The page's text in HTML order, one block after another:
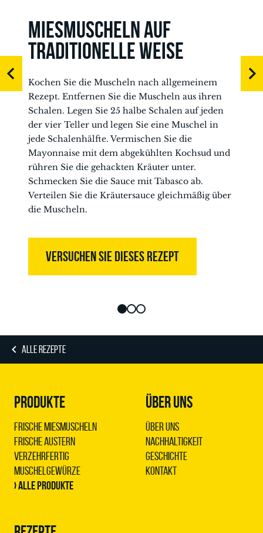
MIESMUSCHELN AUF
TRADITIONELLE WEISE
Kochen Sie die Muscheln nach allgemeinem
Rezept. Entfernen Sie die Muscheln aus ihren
Schalen. Legen Sie 25 halbe Schalen auf jeden
der vier Teller und legen Sie eine Muschel in
jede Schalenhälfte. Vermischen Sie die
Mayonnaise mit dem abgekühlten Kochsud und
rühren Sie die gehackten Kräuter unter.
Schmecken Sie die Sauce mit Tabasco ab.
Verteilen Sie die Kräutersauce gleichmäßig über
die Muscheln.
VERSUCHEN SIE DIESES REZEPT
ALLE REZEPTE
PRODUKTE
Frische Miesmuscheln
Frische Austern
Verzehrfertig
Muschelgewürze
› Alle Produkte
ÜBER UNS
Über uns
Nachhaltigkeit
Geschichte
Kontakt